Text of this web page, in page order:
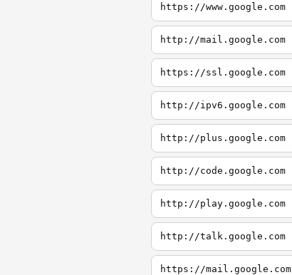
https://www.google.com
http://mail.google.com
https://ssl.google.com
http://ipv6.google.com
http://plus.google.com
http://code.google.com
http://play.google.com
http://talk.google.com
https://mail.google.com